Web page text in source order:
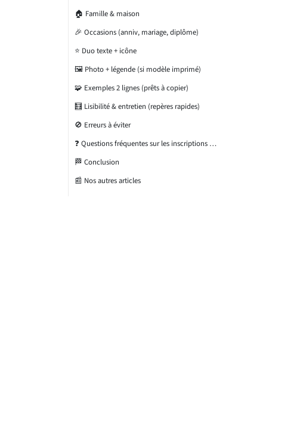
🏠 Famille & maison
🎉 Occasions (anniv, mariage, diplôme)
⭐ Duo texte + icône
🖼️ Photo + légende (si modèle imprimé)
🧩 Exemples 2 lignes (prêts à copier)
🧮 Lisibilité & entretien (repères rapides)
🚫 Erreurs à éviter
❓ Questions fréquentes sur les inscriptions pour mugs
🏁 Conclusion
📰 Nos autres articles